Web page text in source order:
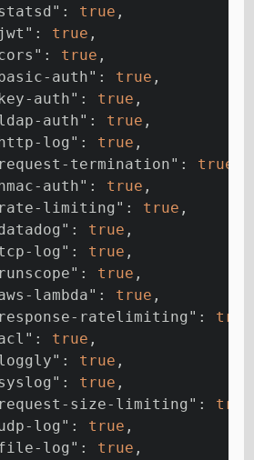
: true ,
: true ,
: true ,
auth" : true ,
auth" : true ,
auth" : true ,
log" : true ,
termination" : true
auth" : true ,
limiting" : true ,
: true ,
log" : true ,
: true ,
lambda" : true ,
ratelimiting" : true
: true ,
: true ,
: true ,
size-limiting" : true
log" : true ,
log" : true ,